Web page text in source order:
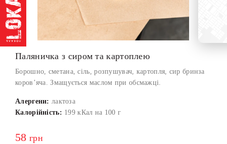
Паляничка з сиром та картоплею
Борошно, сметана, сіль, розпушувач, картопля, сир бринза
коров’яча. Змащується маслом при обсмажці.
Алергени: лактоза
Калорійність: 199 кКал на 100 г
58 грн